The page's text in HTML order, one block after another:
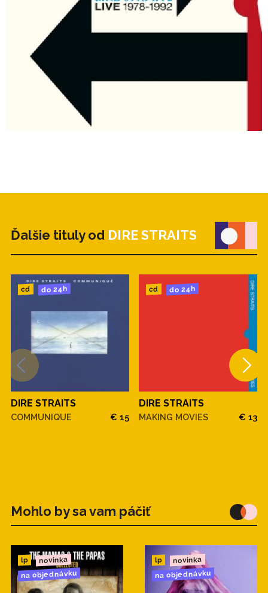
Ďalšie tituly od DIRE STRAITS
cd do 24h
DIRE STRAITS
COMMUNIQUE € 15
cd do 24h
DIRE STRAITS
MAKING MOVIES € 13
Mohlo by sa vam páčiť
lp novinka
na objednávku
lp novinka
na objednávku